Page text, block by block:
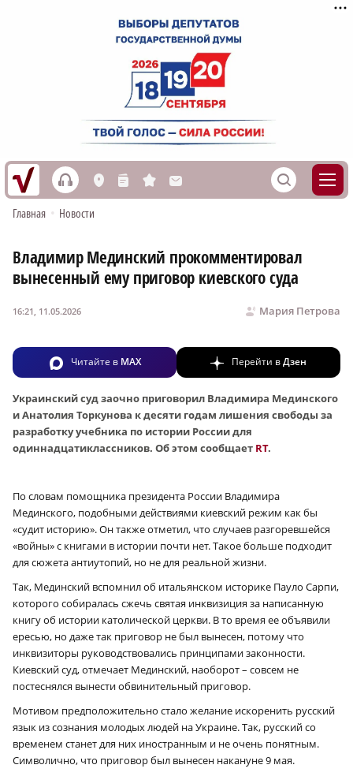
h L n s M S
Главная • Новости
Владимир Мединский прокомментировал
вынесенный ему приговор киевского суда
Мария Петрова
16:21, 11.05.2026
Читайте в MAX Перейти вДзен
Украинский суд заочно приговорил Владимира Мединского
и Анатолия Торкунова к десяти годам лишения свободы за
разработку учебника по истории России для
одиннадцатиклассников. Об этом сообщает RT.
По словам помощника президента России Владимира
Мединского, подобными действиями киевский режим как бы
«судит историю». Он также отметил, что случаев разгоревшейся
«войны»с книгами в истории почти нет. Такое больше подходит
для сюжета антиутопий, но не для реальной жизни.
Так, Мединский вспомнил об итальянском историке Пауло Сарпи,
которого собиралась сжечь святая инквизиция за написанную
книгу об истории католической церкви. В то время ее объявили
ересью, но даже так приговор не был вынесен, потому что
инквизиторы руководствовались принципами законности.
Киевский суд, отмечает Мединский, наоборот – совсем не
постеснялся вынести обвинительный приговор.
Мотивом предположительно стало желание искоренить русский
язык из сознания молодых людей на Украине. Так, русский со
временем станет для них иностранным и не очень понятным.
Символично, что приговор был вынесен накануне 9 мая.